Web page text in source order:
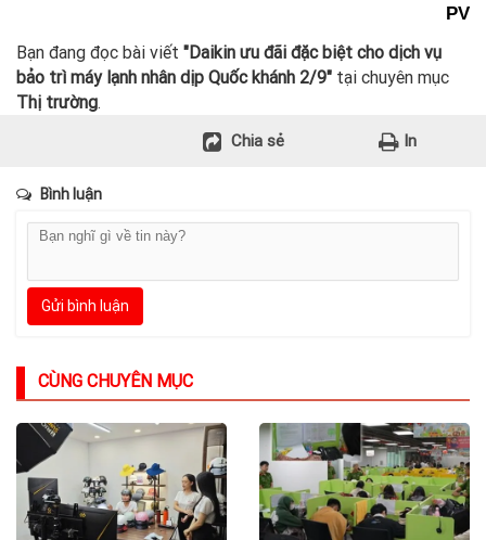
PV
Bạn đang đọc bài viết "Daikin ưu đãi đặc biệt cho dịch vụ
bảo trì máy lạnh nhân dịp Quốc khánh 2/9" tại chuyên mục
Thị trường.
Chia sẻ In
Bình luận
Gửi bình luận
CÙNG CHUYÊN MỤC